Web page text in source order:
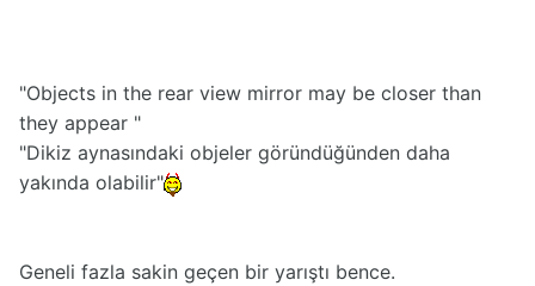
"Objects in the rear view mirror may be closer than
they appear "
"Dikiz aynasındaki objeler göründüğünden daha
yakında olabilir"
Geneli fazla sakin geçen bir yarıştı bence.